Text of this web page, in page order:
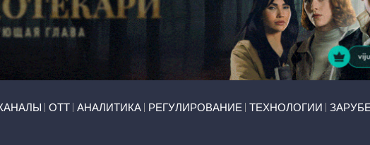
ОТТ АНАЛИТИКА РЕГУЛИРОВАНИЕ ТЕХНОЛОГИИ